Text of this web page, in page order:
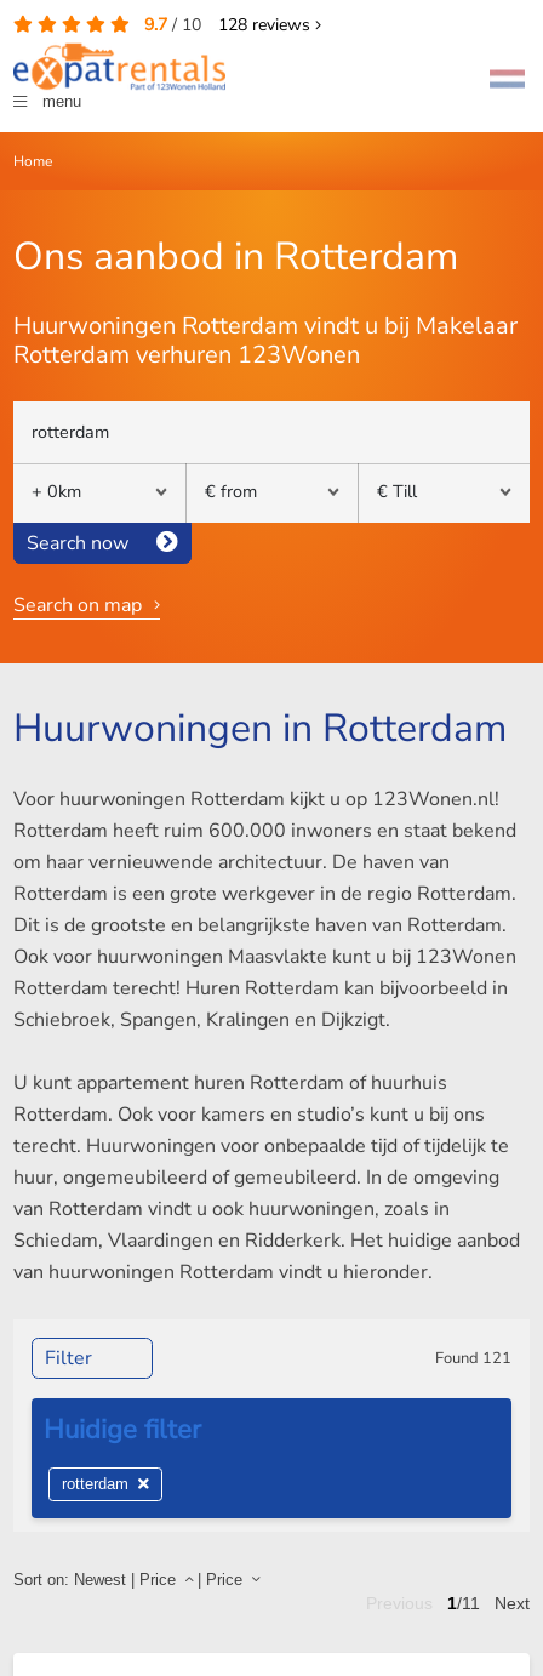
9.7/ 10 128reviews
menu
Home
Ons aanbod in Rotterdam
Huurwoningen Rotterdam vindt u bij Makelaar
Rotterdam verhuren 123Wonen
Search now
Search on map
Huurwoningen in Rotterdam
Voor huurwoningen Rotterdam kijkt u op 123Wonen.nl!
Rotterdam heeft ruim 600.000 inwoners en staat bekend
om haar vernieuwende architectuur. De haven van
Rotterdam is een grote werkgever in de regio Rotterdam.
Dit is de grootste en belangrijkste haven van Rotterdam.
Ook voor huurwoningen Maasvlakte kunt u bij 123Wonen
Rotterdam terecht! Huren Rotterdam kan bijvoorbeeld in
Schiebroek, Spangen, Kralingen en Dijkzigt.
U kunt appartement huren Rotterdam of huurhuis
Rotterdam. Ook voor kamers en studio’s kunt u bij ons
terecht. Huurwoningen voor onbepaalde tijd of tijdelijk te
huur, ongemeubileerd of gemeubileerd. In de omgeving
van Rotterdam vindt u ook huurwoningen, zoals in
Schiedam, Vlaardingen en Ridderkerk. Het huidige aanbod
van huurwoningen Rotterdam vindt u hieronder.
Sort on: Newest| Price | Price
1/11 Next
Filter Found 121
rotterdam